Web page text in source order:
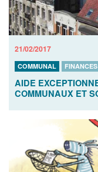
21/02/2017
COMMUNAL FINANCES
AIDE
COMMUNAUX ET